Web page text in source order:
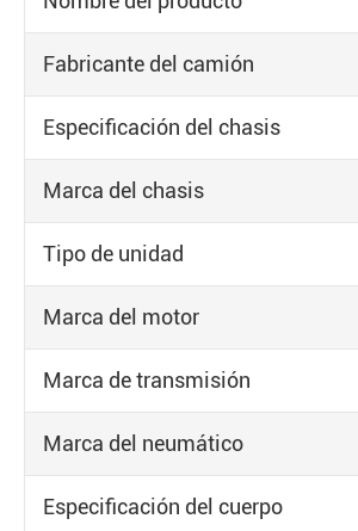
Fabricante del camión
Especificación del chasis
Marca del chasis
Tipo de unidad
Marca del motor
Marca de transmisión
Marca del neumático
Especificación del cuerpo